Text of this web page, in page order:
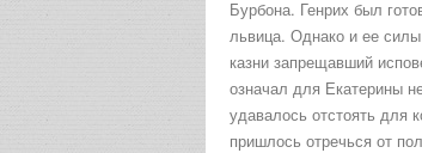
Бурбона. Генрих был
львица. Однако и ее
казни запрещавший
означал для Екатерины
удавалось отстоять для
пришлось отречься от